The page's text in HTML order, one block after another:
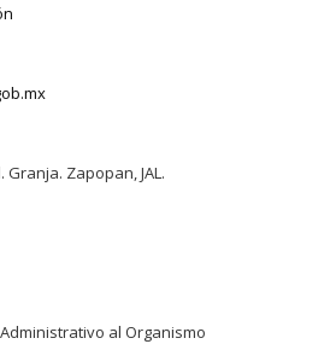
Granja. Zapopan, JAL.
al Organismo